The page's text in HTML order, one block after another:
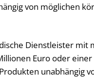
von möglichen
Dienstleister mit
Euro oder
unabhängig